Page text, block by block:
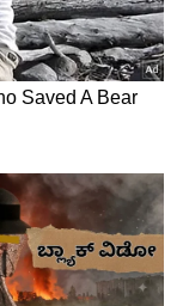
ಪರಸ್ಪರ
ತಲಾ